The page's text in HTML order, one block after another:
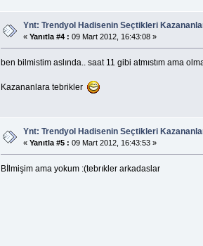
Ynt: Trendyol Hadisenin Seçtikleri
« Yanıtla #4 : 09 Mart 2012, 16:43:08 »
ben bilmistim aslında.. saat 11 gibi atmıstım ama
Kazananlara tebrikler
Ynt: Trendyol Hadisenin Seçtikleri
« Yanıtla #5 : 09 Mart 2012, 16:43:53 »
Bİlmişim ama yokum :(tebrıkler arkadaslar